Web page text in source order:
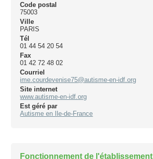
Code postal
75003
Ville
PARIS
Tél
01 44 54 20 54
Fax
01 42 72 48 02
Courriel
ime.courdevenise75@autisme-en-idf.org
Site internet
www.autisme-en-idf.org
Est géré par
Autisme en Ile-de-France
Fonctionnement de l'établissement